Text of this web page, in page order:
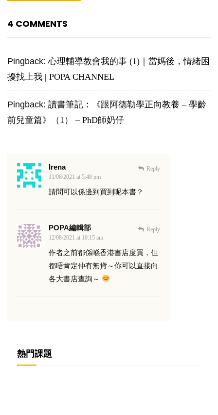
4 COMMENTS
Pingback:心理輔導教會我的事 (1)｜當媽後，情緒困
擾找上我 | POPA CHANNEL
Pingback: 讀書筆記：《跟阿德勒學正向教養 – 學齡
前兒童篇》（1） – PhD師奶仔
Irena
11/08/2021 at 5:48 pm
請問可以係邊到買到呢本書？
Reply
POPA編輯部
12/08/2021 at 10:15 am
作者之前都係喺香港書店度買，但
都唔肯定仲有無貨～你可以直接向
各大書店查詢～
Reply
熱門課題